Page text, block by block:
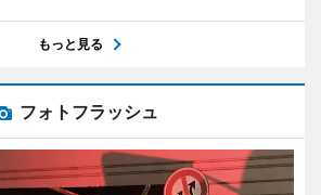
もっと見る
フォトフラッシュ